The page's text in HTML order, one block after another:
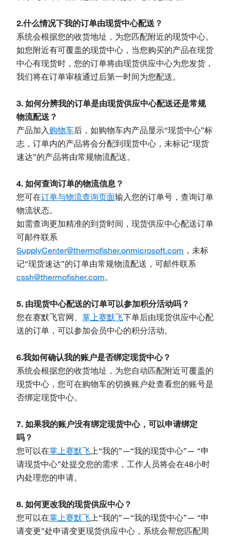
2.什么情况下我的订单由现货中心配送？
系统会根据您的收货地址，为您匹配附近的现货中心。
如您附近有可覆盖的现货中心，当您购买的产品在现货
中心有现货时，您的订单将由现货供应中心为您发货，
我们将在订单审核通过后第一时间为您配送。
3. 如何分辨我的订单是由现货供应中心配送还是常规
物流配送？
产品加入购物车后，如购物车内产品显示“现货中心”标
志，订单内的产品将会分配到现货中心，未标记“现货
速达”的产品将由常规物流配送。
4. 如何查询订单的物流信息？
您可在订单与物流查询页面输入您的订单号，查询订单
物流状态。
如需查询更加精准的到货时间，现货供应中心配送订单
可邮件联系
SupplyCenter@thermofisher.onmicrosoft.com ，未标
记“现货速达”的订单由常规物流配送，可邮件联系
cssh@thermofisher.com。
5. 由现货中心配送的订单可以参加积分活动吗？
您在赛默飞官网、 掌上赛默飞下单后由现货供应中心配
送的订单，可以参加会员中心的积分活动。
6.我如何确认我的账户是否绑定现货中心？
系统会根据您的收货地址，为您自动匹配附近可覆盖的
现货中心，您可在购物车的切换账户处查看您的账号是
否绑定现货中心。
7. 如果我的账户没有绑定现货中心，可以申请绑定
吗？
您可以在掌上赛默飞上“我的”—“我的现货中心”— “申
请现货中心”处提交您的需求，工作人员将会在48小时
内处理您的申请。
8. 如何更改我的现货供应中心？
您可以在掌上赛默飞上“我的”—“我的现货中心”— “申
请变更”处申请变更现货供应中心，系统会帮您匹配周